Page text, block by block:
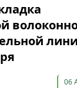
06